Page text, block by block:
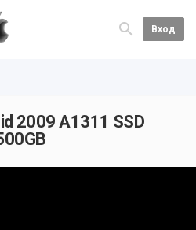
Вход
2009 A1311 SSD